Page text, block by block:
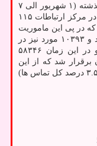
اورژانس استان تهران عنوان کرد: در هفته گذشته (۱ شهریور الی ۷
شهریورماه ۱۴۰۴) مجموع ۲۳۶۹۵ ماموریت در مرکز ارتباطات ۱۱۵
در پی این ماموریت
ها ۵۸۹۰ مورد به مراکز درمانی انتقال یافتند و ۱۰۳۹۳ مورد نیز در
محل از خدمات اورژانس استفاده کردند و در این زمان ۵۸۳۴۶
برقرار شد که از این
مقدار متاسفانه ۲۲۰۲ تماس مزاحم (معادل ۳.۵ درصد کل تماس ها)